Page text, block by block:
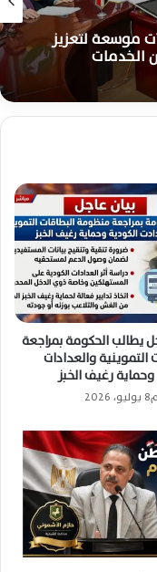
موسعة لتعزيز
كفر صقر الجديد
يطالب الحكومة بمراجعة
التموينية والعدادات
وحماية رغيف الخبز